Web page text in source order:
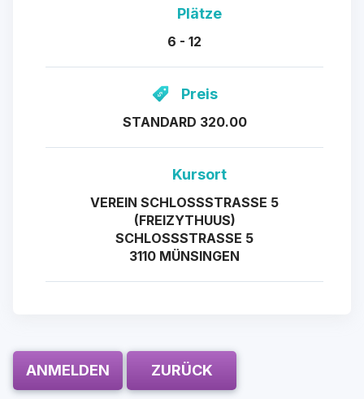
Plätze
6 - 12
Preis
STANDARD 320.00
Kursort
VEREIN SCHLOSSSTRASSE 5
(FREIZYTHUUS)
SCHLOSSSTRASSE 5
3110 MÜNSINGEN
ANMELDEN ZURÜCK